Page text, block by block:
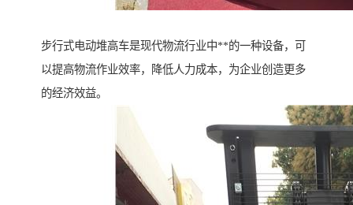
步行式电动堆高车是现代物流行业中**的一种设备，可
以提高物流作业效率，降低人力成本，为企业创造更多
的经济效益。